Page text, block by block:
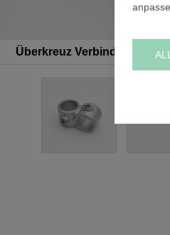
Überkreuz Verbinder 90° (C)